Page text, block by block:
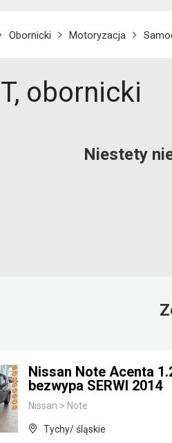
Obornicki Motoryzacja
obornicki
Niestety
Nissan Note Acenta
bezwypa SERWI 2014
Nissan > Note
Tychy/ śląskie